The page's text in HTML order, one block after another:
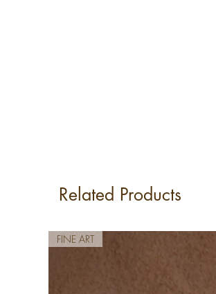
Related Products
FINE ART